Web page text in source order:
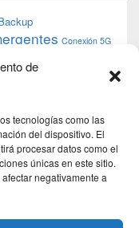
de
tecnologías como las
del dispositivo. El
procesar datos como el
únicas en este sitio.
negativamente a
Conexión 5G
web
iphone
raspberrypi
torrent
Windows